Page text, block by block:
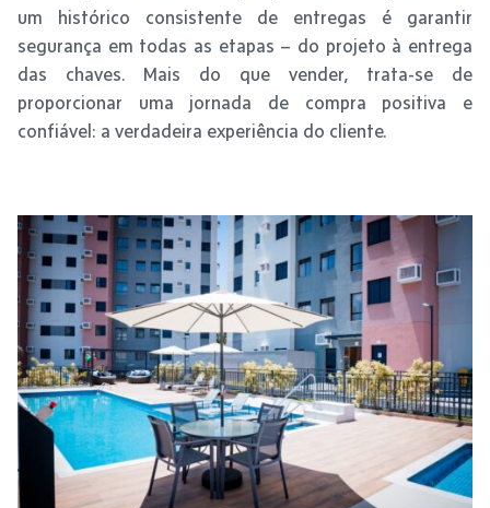
um histórico consistente de entregas é garantir
segurança em todas as etapas – do projeto à entrega
das chaves. Mais do que vender, trata-se de
proporcionar uma jornada de compra positiva e
confiável: a verdadeira experiência do cliente.